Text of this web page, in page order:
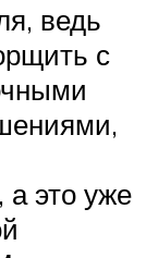
ведь
с
а это уже